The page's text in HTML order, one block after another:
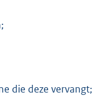
die deze vervangt;